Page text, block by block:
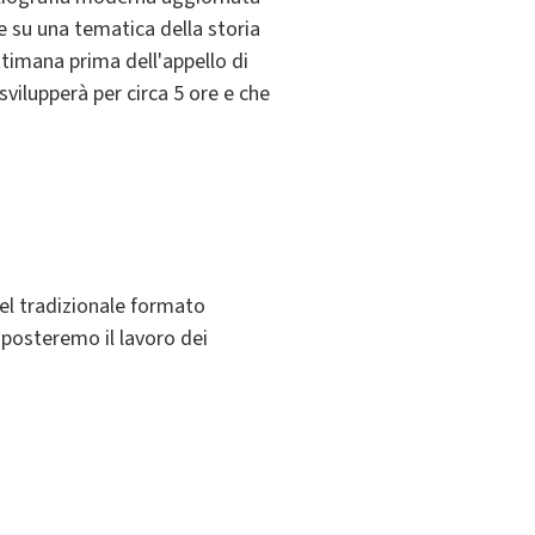
su una tematica della storia
prima dell'appello di
per circa 5 ore e che
tradizionale formato
il lavoro dei